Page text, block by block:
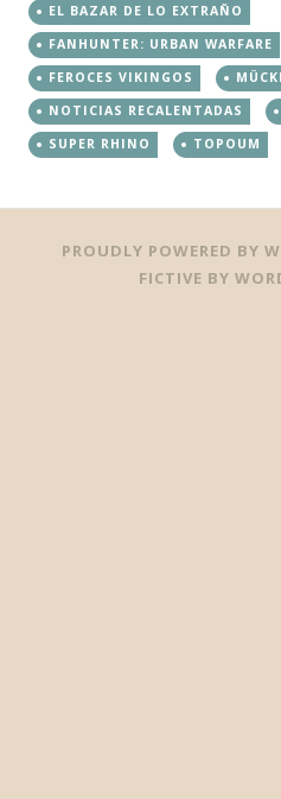
EL BAZAR DE LO EXTRAÑO
FANHUNTER: URBAN WARFARE
FEROCES VIKINGOS
NOTICIAS RECALENTADAS
SUPER RHINO
TOPOUM
PROUDLY POWERED BY
FICTIVE BY